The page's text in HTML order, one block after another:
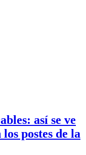
así se ve
postes de la